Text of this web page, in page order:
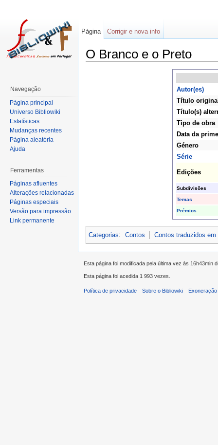
O Branco e o Preto
Autor(es)
Título
Título(s)
Tipo de obra
Data da
Género
Série
Edições
Subdivisões
Temas
Prémios
Categorias: Contos Contos traduzidos em
Página Corrigir e nova info
Navegação
Página principal
Universo Bibliowiki
Estatísticas
Mudanças recentes
Página aleatória
Ajuda
Ferramentas
Páginas afluentes
Alterações relacionadas
Páginas especiais
Versão para impressão
Link permanente
Esta página foi modificada pela última vez às 16h43min
Esta página foi acedida 1 993 vezes.
Política de privacidade Sobre o Bibliowiki